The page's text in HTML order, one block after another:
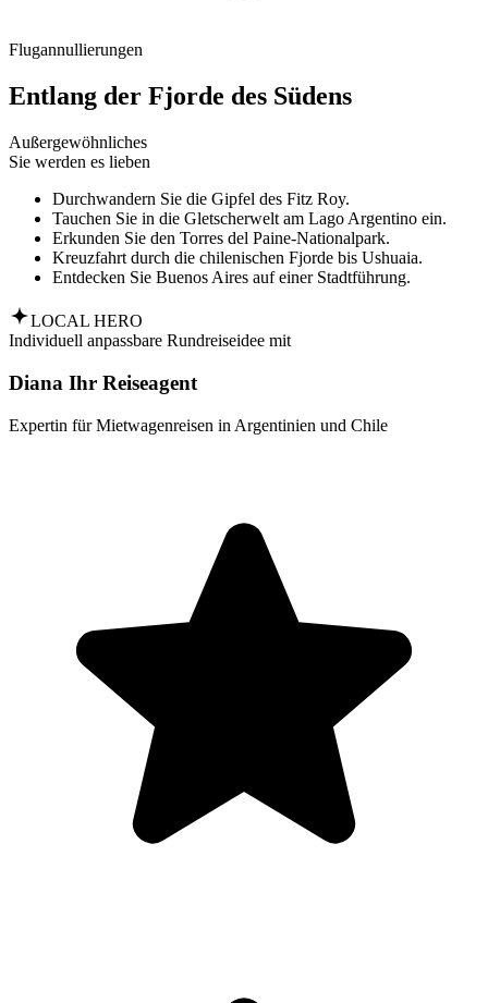
Flugannullierungen
Entlang der Fjorde des Südens
Außergewöhnliches
Sie werden es lieben
Durchwandern Sie die Gipfel des Fitz Roy.
Tauchen Sie in die Gletscherwelt am Lago Argentino ein.
Erkunden Sie den Torres del Paine-Nationalpark.
Kreuzfahrt durch die chilenischen Fjorde bis Ushuaia.
Entdecken Sie Buenos Aires auf einer Stadtführung.
LOCAL HERO
Individuell anpassbare Rundreiseidee mit
Diana Ihr Reiseagent
Expertin für Mietwagenreisen in Argentinien und Chile